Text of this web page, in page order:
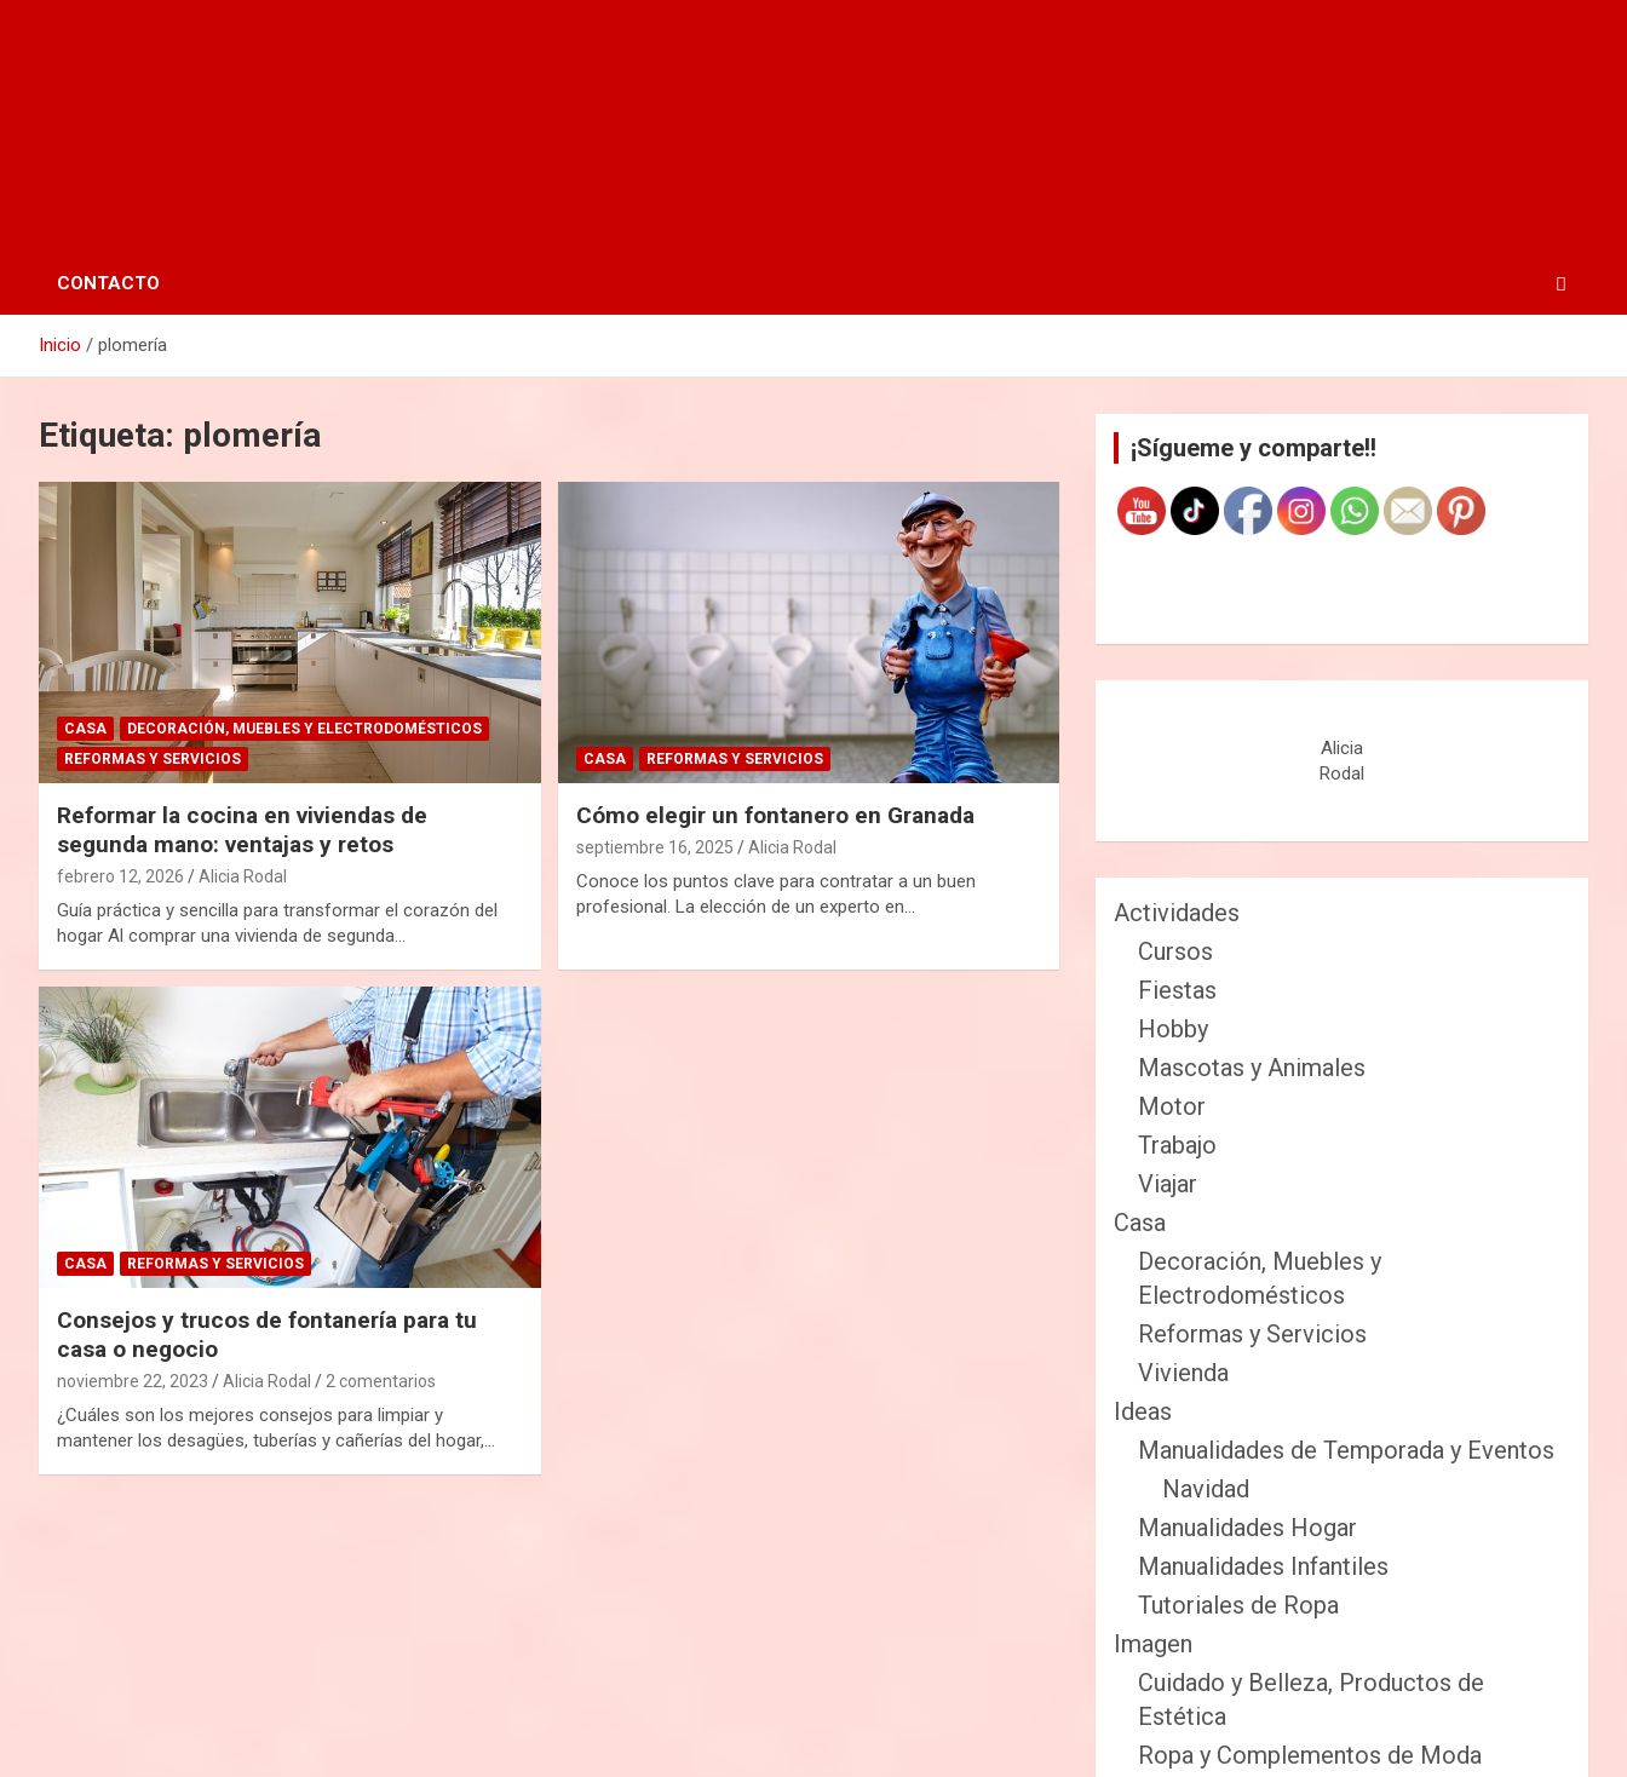
CONTACTO
Inicio plomería
Etiqueta: plomería
CASA
DECORACIÓN, MUEBLES Y ELECTRODOMÉSTICOS
REFORMAS Y SERVICIOS
Reformar la cocina en viviendas de
segunda mano: ventajas y retos
febrero 12, 2026 Alicia Rodal
Guía práctica y sencilla para transformar el corazón del
hogar Al comprar una vivienda de segunda…
CASA REFORMAS Y SERVICIOS
Cómo elegir un fontanero en Granada
septiembre 16, 2025 Alicia Rodal
Conoce los puntos clave para contratar a un buen
profesional. La elección de un experto en…
CASA REFORMAS Y SERVICIOS
Consejos y trucos de fontanería para tu
casa o negocio
noviembre 22, 2023 Alicia Rodal 2 comentarios
¿Cuáles son los mejores consejos para limpiar y
mantener los desagües, tuberías y cañerías del hogar,…
¡Sígueme y comparte!!
Alicia
Rodal
Actividades
Cursos
Fiestas
Hobby
Mascotas y Animales
Motor
Trabajo
Viajar
Casa
Decoración, Muebles y
Electrodomésticos
Reformas y Servicios
Vivienda
Ideas
Manualidades de Temporada y Eventos
Navidad
Manualidades Hogar
Manualidades Infantiles
Tutoriales de Ropa
Imagen
Cuidado y Belleza, Productos de
Estética
Ropa y Complementos de Moda